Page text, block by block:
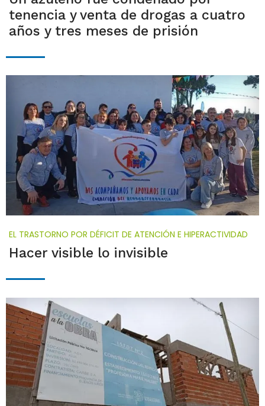
tenencia y venta de drogas a cuatro
años y tres meses de prisión
EL TRASTORNO POR DÉFICIT DE ATENCIÓN E HIPERACTIVIDAD
Hacer visible lo invisible